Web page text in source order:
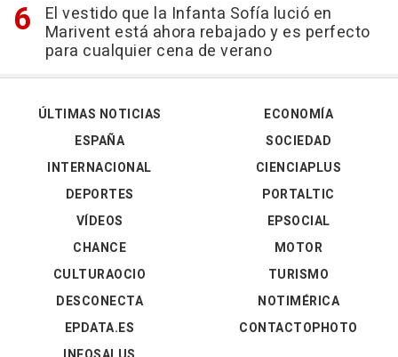
El vestido que la Infanta Sofía lució en
Marivent está ahora rebajado y es perfecto
para cualquier cena de verano
ÚLTIMAS NOTICIAS
ESPAÑA
INTERNACIONAL
DEPORTES
VÍDEOS
ECONOMÍA
SOCIEDAD
CIENCIAPLUS
PORTALTIC
EPSOCIAL
CHANCE
CULTURAOCIO
DESCONECTA
EPDATA.ES
MOTOR
TURISMO
NOTIMÉRICA
CONTACTOPHOTO